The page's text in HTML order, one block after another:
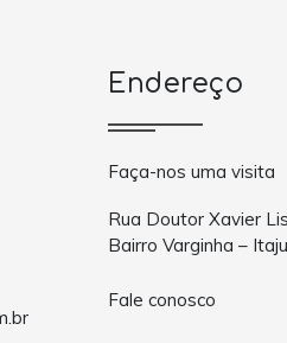
Endereço
Faça-nos uma visita
Rua Doutor Xavier
Bairro Varginha –
Fale conosco